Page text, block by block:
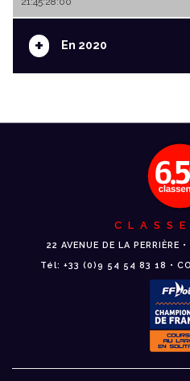
+ En 2020
22 AVENUE DE LA
Tél: +33 (0)9 54 54 83 18 •